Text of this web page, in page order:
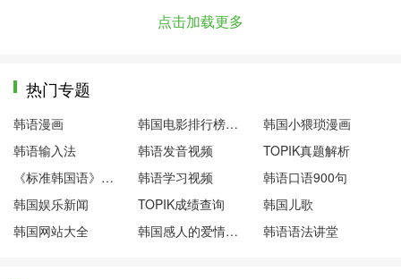
点击加载更多
热门专题
韩语漫画 韩国电影排行榜前十名
韩国小猥琐漫画
韩语输入法
韩语发音视频
TOPIK真题解析
《标准韩国语》第一册
韩语学习视频
韩语口语900句
韩国娱乐新闻
TOPIK成绩查询
韩国儿歌
韩国网站大全
韩国感人的爱情电影 韩语语法讲堂